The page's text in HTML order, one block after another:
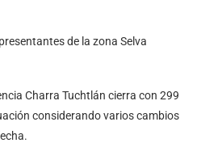
de la zona Selva
Charra Tuchtlán cierra con 299
considerando varios cambios